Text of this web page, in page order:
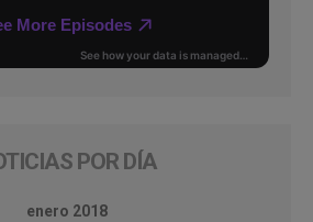
POR DÍA
enero 2018